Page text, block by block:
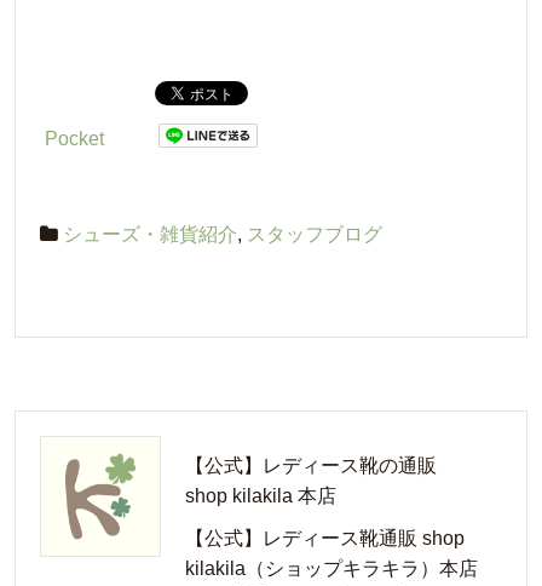
Pocket
シューズ・雑貨紹介, スタッフブログ
【公式】レディース靴の通販
shop kilakila 本店
【公式】レディース靴通販 shop
kilakila（ショップキラキラ）本店